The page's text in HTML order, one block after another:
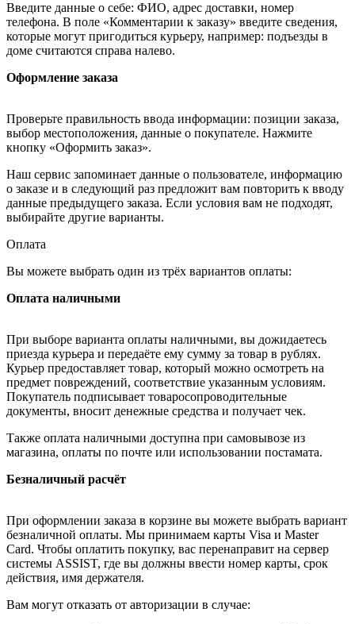
Введите данные о себе: ФИО, адрес доставки, номер
телефона. В поле «Комментарии к заказу» введите сведения,
которые могут пригодиться курьеру, например: подъезды в
доме считаются справа налево.
Оформление заказа
Проверьте правильность ввода информации: позиции заказа,
выбор местоположения, данные о покупателе. Нажмите
кнопку «Оформить заказ».
Наш сервис запоминает данные о пользователе, информацию
о заказе и в следующий раз предложит вам повторить к вводу
данные предыдущего заказа. Если условия вам не подходят,
выбирайте другие варианты.
Оплата
Вы можете выбрать один из трёх вариантов оплаты:
Оплата наличными
При выборе варианта оплаты наличными, вы дожидаетесь
приезда курьера и передаёте ему сумму за товар в рублях.
Курьер предоставляет товар, который можно осмотреть на
предмет повреждений, соответствие указанным условиям.
Покупатель подписывает товаросопроводительные
документы, вносит денежные средства и получает чек.
Также оплата наличными доступна при самовывозе из
магазина, оплаты по почте или использовании постамата.
Безналичный расчёт
При оформлении заказа в корзине вы можете выбрать вариант
безналичной оплаты. Мы принимаем карты Visa и Master
Card. Чтобы оплатить покупку, вас перенаправит на сервер
системы ASSIST, где вы должны ввести номер карты, срок
действия, имя держателя.
Вам могут отказать от авторизации в случае: